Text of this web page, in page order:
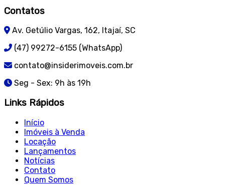
Contatos
Av. Getúlio Vargas, 162, Itajaí, SC
(47) 99272-6155 (WhatsApp)
contato@insiderimoveis.com.br
Seg - Sex: 9h às 19h
Links Rápidos
Início
Imóveis à Venda
Locação
Lançamentos
Notícias
Contato
Quem Somos